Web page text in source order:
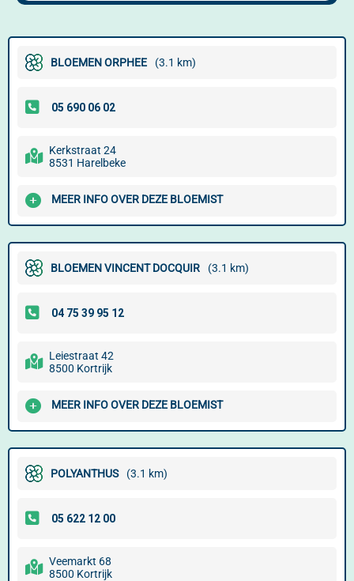
BLOEMEN ORPHEE (3.1 km)
Kerkstraat 24
8531 Harelbeke
MEER INFO OVER DEZE BLOEMIST
BLOEMEN VINCENT DOCQUIR (3.1 km)
Leiestraat 42
8500 Kortrijk
MEER INFO OVER DEZE BLOEMIST
POLYANTHUS (3.1 km)
Veemarkt 68
8500 Kortrijk